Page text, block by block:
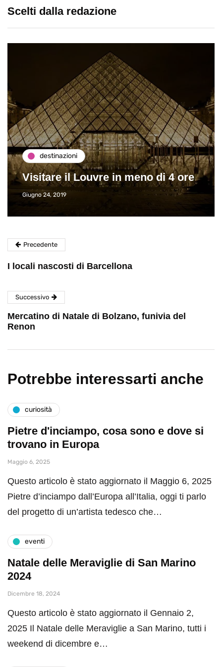
Scelti dalla redazione
destinazioni
Visitare il Louvre in meno di 4 ore
Giugno 24, 2019
Precedente
I locali nascosti di Barcellona
Successivo
Mercatino di Natale di Bolzano, funivia del
Renon
Potrebbe interessarti anche
curiosità
Pietre d'inciampo, cosa sono e dove si
trovano in Europa
Maggio 6, 2025
Questo articolo è stato aggiornato il Maggio 6, 2025
Pietre d’inciampo dall’Europa all’Italia, oggi ti parlo
del progetto di un’artista tedesco che…
eventi
Natale delle Meraviglie di San Marino
2024
Dicembre 18, 2024
Questo articolo è stato aggiornato il Gennaio 2,
2025 Il Natale delle Meraviglie a San Marino, tutti i
weekend di dicembre e…